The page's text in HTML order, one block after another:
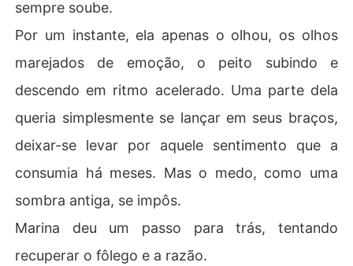
sempre soube.
Por um instante, ela apenas o olhou, os olhos
marejados de emoção, o peito subindo e
descendo em ritmo acelerado. Uma parte dela
queria simplesmente se lançar em seus braços,
deixar-se levar por aquele sentimento que a
consumia há meses. Mas o medo, como uma
sombra antiga, se impôs.
Marina deu um passo para trás, tentando
recuperar o fôlego e a razão.